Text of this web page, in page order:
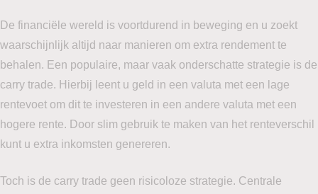
De financiële wereld is voortdurend in beweging en u zoekt
waarschijnlijk altijd naar manieren om extra rendement te
behalen. Een populaire, maar vaak onderschatte strategie is de
carry trade. Hierbij leent u geld in een valuta met een lage
rentevoet om dit te investeren in een andere valuta met een
hogere rente. Door slim gebruik te maken van het renteverschil
kunt u extra inkomsten genereren.
Toch is de carry trade geen risicoloze strategie. Centrale